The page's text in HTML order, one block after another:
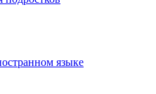
языке